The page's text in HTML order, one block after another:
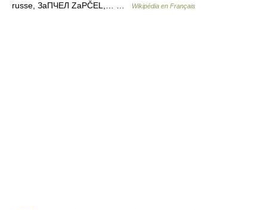
russe, ЗаПЧЕЛ ZaPČEL,… …
Wikipédia en Français